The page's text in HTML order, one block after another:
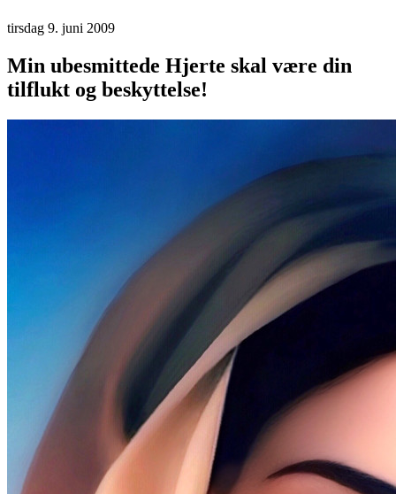
tirsdag 9. juni 2009
Min ubesmittede Hjerte skal være din
tilflukt og beskyttelse!